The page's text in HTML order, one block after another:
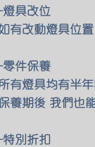
具改位
有改動燈具位
件保養
有燈具均有半
養期後 我們也
別折扣